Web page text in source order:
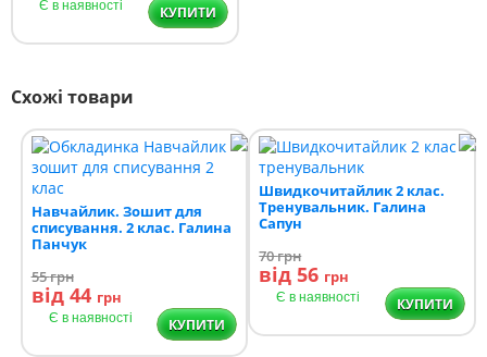
Є в наявності КУПИТИ
Схожі товари
Навчайлик. Зошит для
списування. 2 клас. Галина
Панчук
55грн
від 44 грн
Є в наявності КУПИТИ
Швидкочитайлик 2 клас.
Тренувальник. Галина
Сапун
70грн
від 56 грн
Є в наявності КУПИТИ